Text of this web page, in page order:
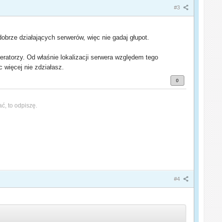
#3
działających serwerów, więc nie gadaj głupot.
Od właśnie lokalizacji serwera względem tego
nie zdziałasz.
0
to odpiszę.
#4